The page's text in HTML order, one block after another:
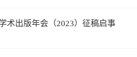
术出版年会（2023）征稿启事